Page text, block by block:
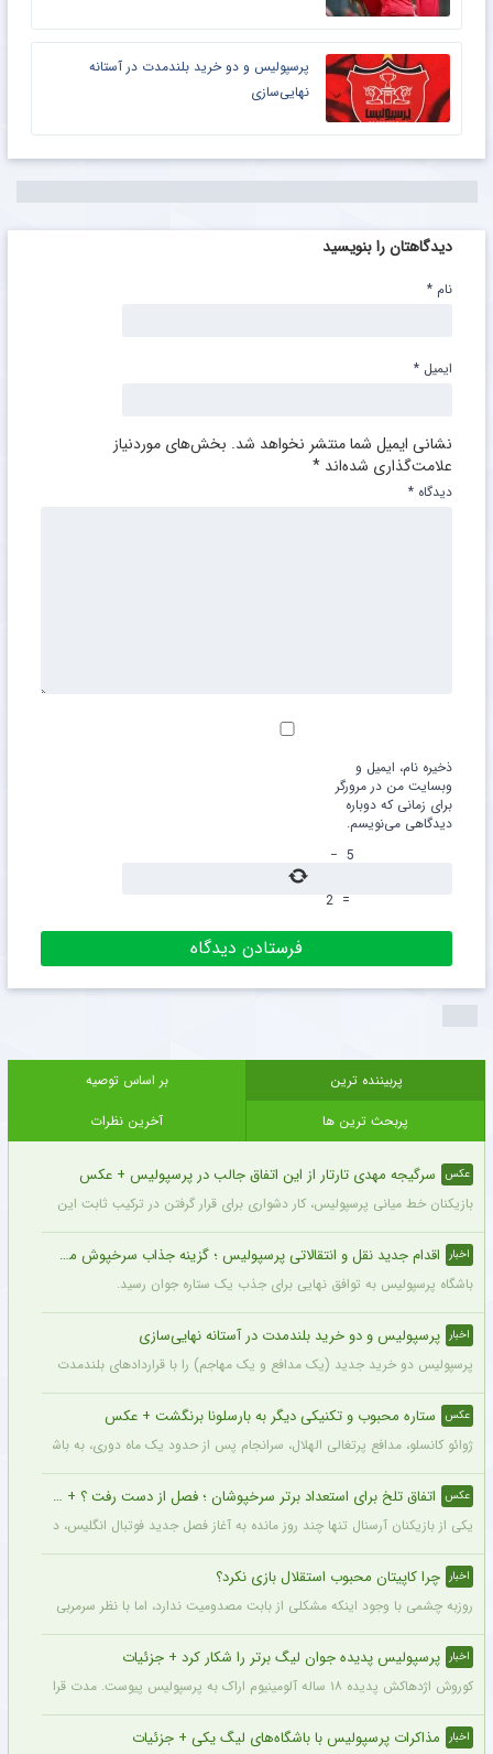
پرسپولیس و دو خرید بلندمدت در آستانه
نهایی‌سازی
دیدگاهتان را بنویسید
نشانی ایمیل شما منتشر نخواهد شد. بخش‌های موردنیاز
علامت‌گذاری شده‌اند *
دیدگاه *
نام *
ایمیل *
ذخیره نام، ایمیل و
وبسایت من در مرورگر
برای زمانی که دوباره
دیدگاهی می‌نویسم.
5
−
=
2
پربیننده ترین
بر اساس توصیه
پربحث ترین ها
آخرین نظرات
عکس سرگیجه مهدی تارتار از این اتفاق جالب در پرسپولیس + عکس
بازیکنان خط میانی پرسپولیس، کار دشواری برای قرار گرفتن در ترکیب ثابت این تیم
اخبار اقدام جدید نقل و انتقالاتی پرسپولیس ؛ گزینه جذاب سرخپوش می شود؟
باشگاه پرسپولیس به توافق نهایی برای جذب یک ستاره جوان رسید.
اخبار پرسپولیس و دو خرید بلندمدت در آستانه نهایی‌سازی
پرسپولیس دو خرید جدید (یک مدافع و یک مهاجم) را با قراردادهای بلندمدت نهایی کرده
عکس ستاره محبوب و تکنیکی دیگر به بارسلونا برنگشت + عکس
ژوائو کانسلو، مدافع پرتغالی الهلال، سرانجام پس از حدود یک ماه دوری، به باشگاه
عکس اتفاق تلخ برای استعداد برتر سرخپوشان ؛ فصل از دست رفت ؟ + عکس
یکی از بازیکنان آرسنال تنها چند روز مانده به آغاز فصل جدید فوتبال انگلیس، دچار
اخبار چرا کاپیتان محبوب استقلال بازی نکرد؟
روزبه چشمی با وجود اینکه مشکلی از بابت مصدومیت ندارد، اما با نظر سرمربی استقلال
اخبار پرسپولیس پدیده جوان لیگ برتر را شکار کرد + جزئیات
کوروش اژدهاکش پدیده ۱۸ ساله آلومینیوم اراک به پرسپولیس پیوست. مدت قرارداد اژدهاکش با پرسپولیس به مدت ۴ سال است.
اخبار مذاکرات پرسپولیس با باشگاه‌های لیگ یکی + جزئیات